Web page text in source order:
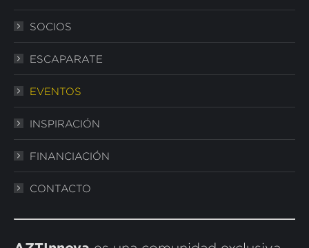
SOCIOS
ESCAPARATE
EVENTOS
INSPIRACIÓN
FINANCIACIÓN
CONTACTO